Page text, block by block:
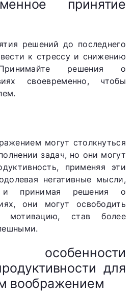
принятие
решений до последнего
к стрессу и снижению
решения о
своевременно, чтобы
могут столкнуться
задач, но они могут
применяя эти
негативные мысли,
и принимая решения о
они могут освободить
став более
особенности
для
воображением